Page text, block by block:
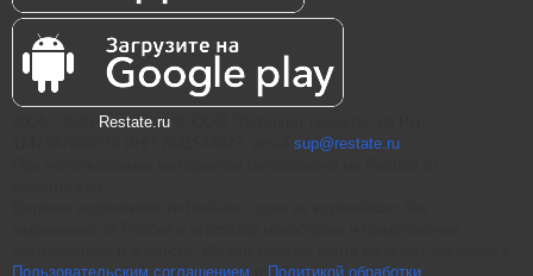
Restate.ru
sup@restate.ru
Пользовательским соглашением
Политикой обработки